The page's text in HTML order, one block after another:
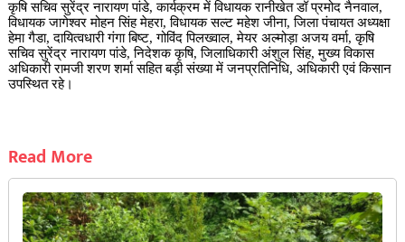
कृषि सचिव सुरेंद्र नारायण पांडे, कार्यक्रम में विधायक रानीखेत डॉ प्रमोद नैनवाल,
विधायक जागेश्वर मोहन सिंह मेहरा, विधायक सल्ट महेश जीना, जिला पंचायत अध्यक्षा
हेमा गैडा, दायित्वधारी गंगा बिष्ट, गोविंद पिलख्वाल, मेयर अल्मोड़ा अजय वर्मा, कृषि
सचिव सुरेंद्र नारायण पांडे, निदेशक कृषि, जिलाधिकारी अंशुल सिंह, मुख्य विकास
अधिकारी रामजी शरण शर्मा सहित बड़ी संख्या में जनप्रतिनिधि, अधिकारी एवं किसान
उपस्थित रहे।
Read More